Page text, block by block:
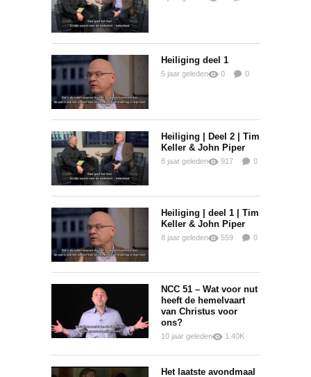
Heiliging deel 1
5 jaar geleden 0
0
Heiliging | Deel 2 | Tim
Keller & John Piper
8 jaar geleden 917
0
Heiliging | deel 1 | Tim
Keller & John Piper
8 jaar geleden 559
0
NCC 51 – Wat voor nut
heeft de hemelvaart
van Christus voor
ons?
10 jaar geleden
1.40K
Het laatste avondmaal